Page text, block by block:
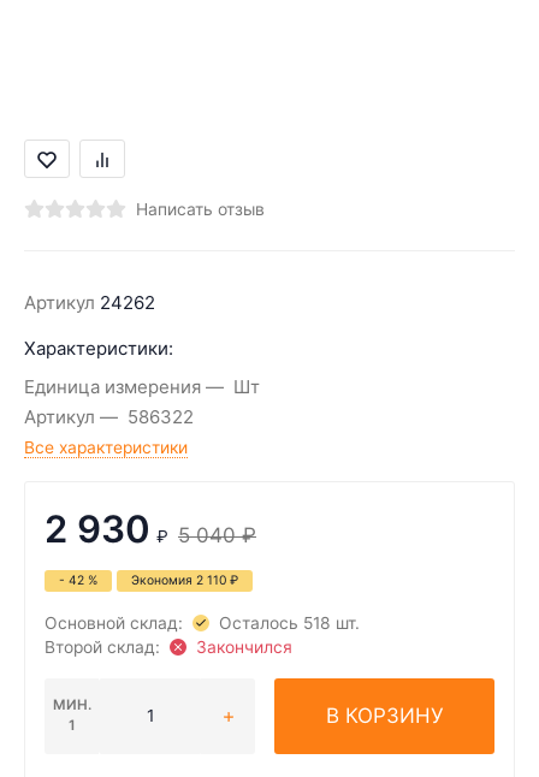
Написать отзыв
Артикул 24262
Характеристики:
Единица измерения
Шт
Артикул
586322
Все характеристики
2 930 ₽ 5 040 ₽
- 42 % Экономия 2 110 ₽
Основной склад:
Осталось 518 шт.
Второй склад:
Закончился
МИН.
1
В КОРЗИНУ